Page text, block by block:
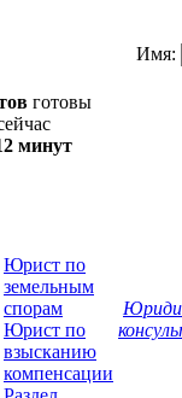
готовы
минут
Имя:
Юрист по
земельным
спорам
Юрист по
взысканию
компенсации